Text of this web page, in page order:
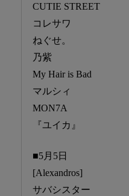
CUTIE STREET
コレサワ
ねぐせ。
乃紫
My Hair is Bad
マルシィ
MON7A
『ユイカ』
■5月5日
[Alexandros]
サバシスター